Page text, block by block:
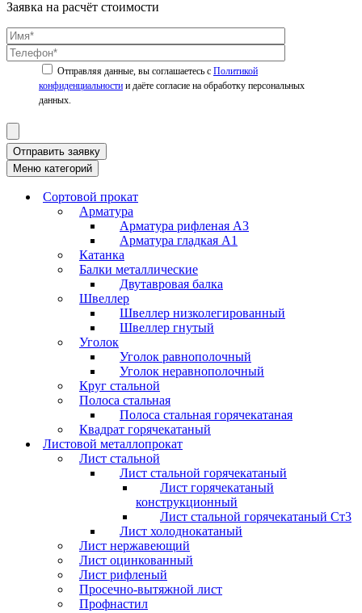
Заявка на расчёт стоимости
Политикой
конфиденциальности
Отправить заявку
Меню категорий
Сортовой прокат
Арматура
Арматура рифленая А3
Арматура гладкая А1
Катанка
Балки металлические
Двутавровая балка
Швеллер
Швеллер низколегированный
Швеллер гнутый
Уголок
Уголок равнополочный
Уголок неравнополочный
Круг стальной
Полоса стальная
Полоса стальная горячекатаная
Квадрат горячекатаный
Листовой металлопрокат
Лист стальной
Лист стальной горячекатаный
Лист горячекатаный
конструкционный
Лист стальной горячекатаный Ст3
Лист холоднокатаный
Лист нержавеющий
Лист оцинкованный
Лист рифленый
Просечно-вытяжной лист
Профнастил